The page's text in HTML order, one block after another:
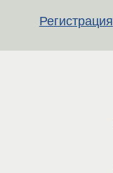
Регистрация